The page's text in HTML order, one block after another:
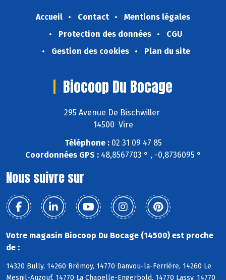
Accueil Contact
Mentions légales
Protection des données
CGU
Gestion des cookies
Plan du site
Biocoop Du Bocage
295 Avenue De Bischwiller
14500 Vire
Téléphone :02 31 09 47 85
Coordonnées GPS :48,8567703 ° , -0,8736095 °
Nous suivre sur
Votre magasin Biocoop Du Bocage (14500) est proche
de :
14320 Bully, 14260 Brémoy, 14770 Danvou-la-Ferrière, 14260 Le
Mesnil-Auzouf, 14770 La Chapelle-Engerbold, 14770 Lassy, 14770